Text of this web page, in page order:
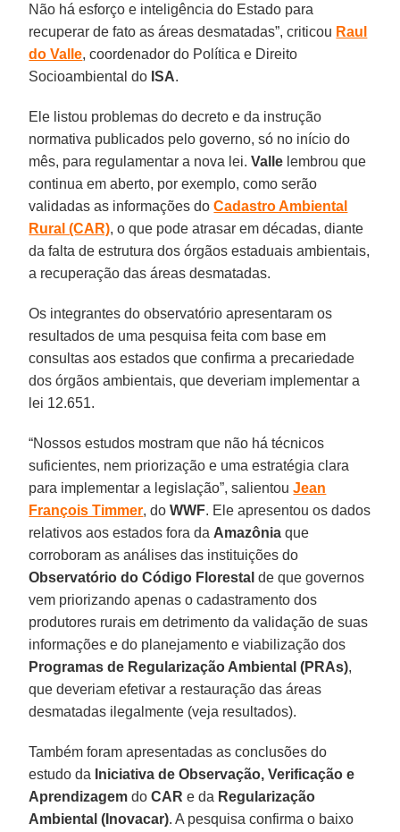
Não há esforço e inteligência do Estado para
recuperar de fato as áreas desmatadas”, criticou Raul
do Valle, coordenador do Política e Direito
Socioambiental do ISA.
Ele listou problemas do decreto e da instrução
normativa publicados pelo governo, só no início do
mês, para regulamentar a nova lei.Valle lembrou que
continua em aberto, por exemplo, como serão
validadas as informações doCadastro Ambiental
Rural (CAR), o que pode atrasar em décadas, diante
da falta de estrutura dos órgãos estaduais ambientais,
a recuperação das áreas desmatadas.
Os integrantes do observatório apresentaram os
resultados de uma pesquisa feita com base em
consultas aos estados que confirma a precariedade
dos órgãos ambientais, que deveriam implementar a
lei 12.651.
“Nossos estudos mostram que não há técnicos
suficientes, nem priorização e uma estratégia clara
para implementar a legislação”, salientouJean
François Timmer, doWWF. Ele apresentou os dados
relativos aos estados fora da Amazônia que
corroboram as análises das instituições do
Observatório do Código Florestal de que governos
vem priorizando apenas o cadastramento dos
produtores rurais em detrimento da validação de suas
informações e do planejamento e viabilização dos
Programas de Regularização Ambiental (PRAs),
que deveriam efetivar a restauração das áreas
desmatadas ilegalmente (veja resultados).
Também foram apresentadas as conclusões do
estudo da Iniciativa de Observação, Verificação e
Aprendizagem doCAR e da Regularização
Ambiental (Inovacar). A pesquisa confirma o baixo